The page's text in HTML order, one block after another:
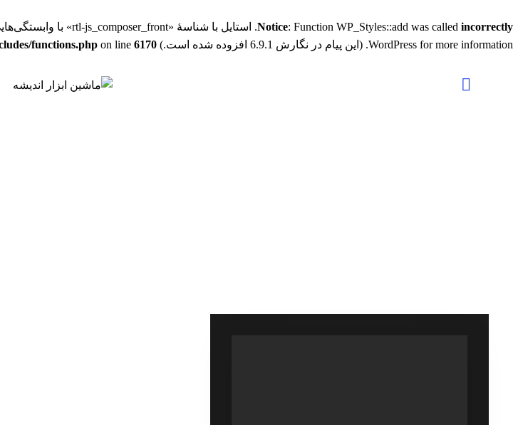
Notice: Function WP_Styles::add was called incorrectly . استایل با شناسهٔ «rtl-js_composer_front» با وابستگی‌هایی در صف قرار گرفته است که ثبت نشده‌اند: js_composer_front. Please see
WordPress for more information. (این پیام در نگارش 6.9.1 افزوده شده است.) in functions.php on line 6170